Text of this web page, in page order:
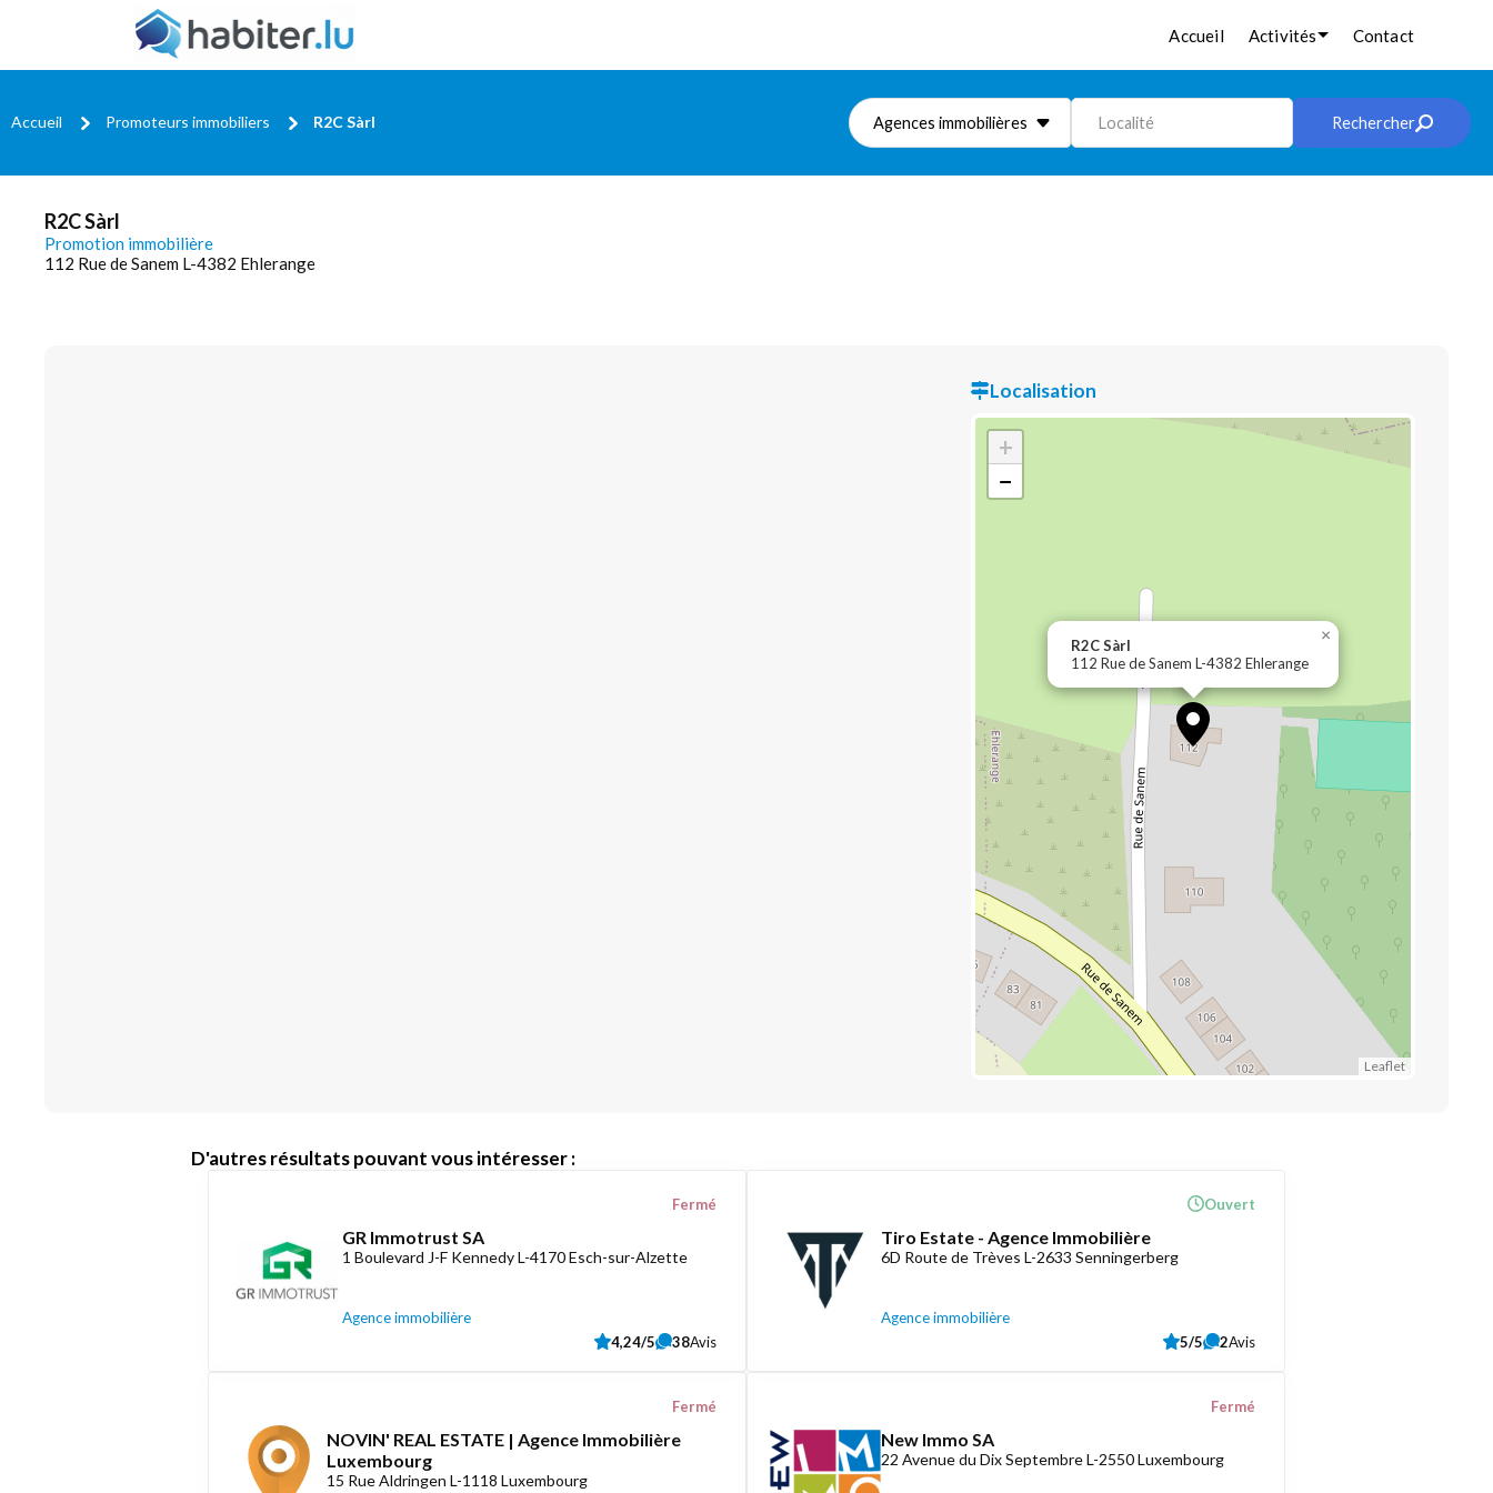
Accueil Activités Contact
Accueil Promoteurs immobiliers R2C Sàrl Agences immobilières Localité Rechercher
R2C Sàrl
Promotion immobilière
112 Rue de Sanem L-4382 Ehlerange
Localisation
R2C Sàrl
112 Rue de Sanem L-4382 Ehlerange
×
+
−
Leaflet
D'autres résultats pouvant vous intéresser :
GR Immotrust SA
1 Boulevard J-F Kennedy L-4170 Esch-sur-Alzette
Agence immobilière
Fermé
4,24/5 38Avis
Tiro Estate - Agence Immobilière
6D Route de Trèves L-2633 Senningerberg
Agence immobilière
Ouvert
5/5 2Avis
NOVIN' REAL ESTATE | Agence Immobilière
Luxembourg
15 Rue Aldringen L-1118 Luxembourg
Fermé
New Immo SA
22 Avenue du Dix Septembre L-2550 Luxembourg
Fermé